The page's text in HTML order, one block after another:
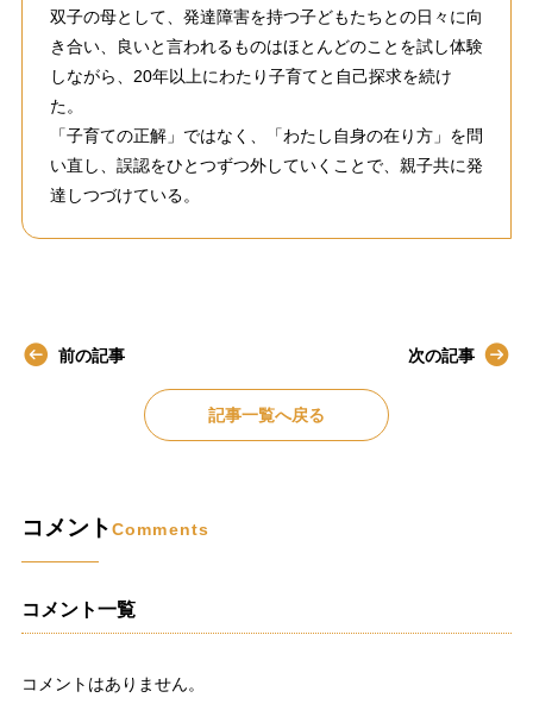
双子の母として、発達障害を持つ子どもたちとの日々に向
き合い、良いと言われるものはほとんどのことを試し体験
しながら、20年以上にわたり子育てと自己探求を続け
た。
「子育ての正解」ではなく、「わたし自身の在り方」を問
い直し、誤認をひとつずつ外していくことで、親子共に発
達しつづけている。
前の記事
記事一覧へ戻る
次の記事
コメントComments
コメント一覧
コメントはありません。